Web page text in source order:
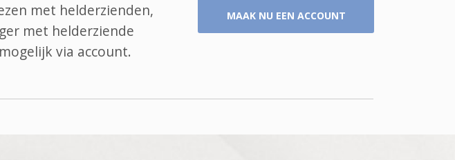
met helderzienden,
met helderziende
mogelijk via account.
MAAK NU EEN ACCOUNT